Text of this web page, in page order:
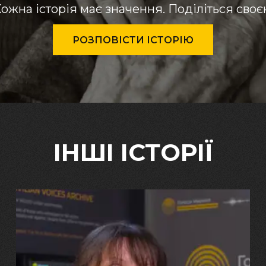
історія має значення. Поділіться
РОЗПОВІСТИ ІСТОРІЮ
ІНШІ ІСТОРІЇ